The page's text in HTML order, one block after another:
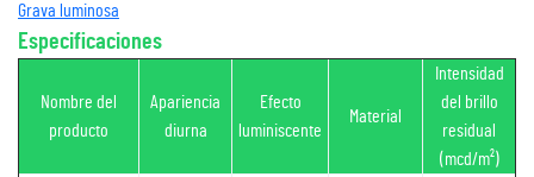
Grava luminosa
Especificaciones
Nombre del
producto
Apariencia
diurna
Efecto
luminiscente
Material
Intensidad
del brillo
residual
(mcd/m²)